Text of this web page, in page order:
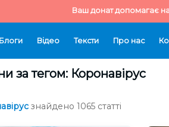
Ваш донат допомагає
Блоги Відео Тексти Про нас
за тегом: Коронавірус
знайдено 1065 статті